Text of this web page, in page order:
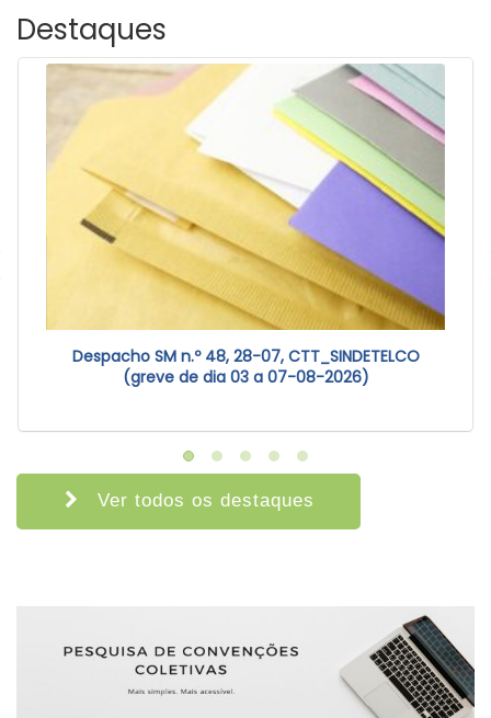
Destaques
Despacho SM n.º 48, 28-07, CTT_SINDETELCO
(greve de dia 03 a 07-08-2026)
Ver todos os destaques